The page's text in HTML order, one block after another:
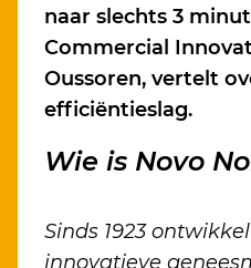
naar slechts 3
Commercial
Oussoren, vertelt
efficiëntieslag.
Wie is Novo
Sinds 1923
innovatieve